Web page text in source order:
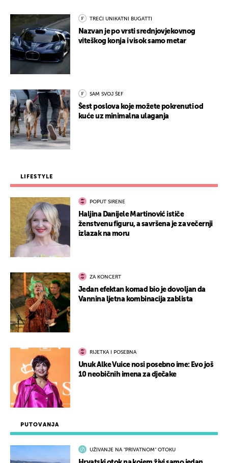
PUTOVANJA
UŽIVANJE NA "PRIVATNOM" OTOKU
TREĆI UNIKATNI BUGATTI
Nazvan je po vrsti srednjovjekovnog
viteškog konja i visok samo metar
SAM SVOJ ŠEF
Šest poslova koje možete pokrenuti od
kuće uz minimalna ulaganja
LIFESTYLE
POPUT SIRENE
Haljina Danijele Martinović ističe
ženstvenu figuru, a savršena je za večernji
izlazak na moru
ZA KONCERT
Jedan efektan komad bio je dovoljan da
Vannina ljetna kombinacija zablista
RIJETKA I POSEBNA
Unuk Alke Vuice nosi posebno ime: Evo još
10 neobičnih imena za dječake